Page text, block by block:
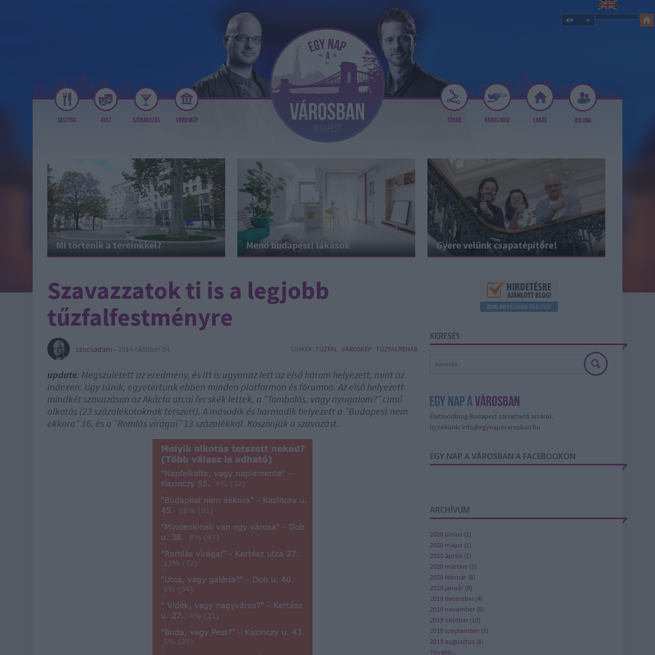
GASZTRO KULT SZÓRAKOZÁS VÁROSKÉP TÚRÁK VÁROS HŐSE LAKÁS RÓLUNK
Mi történik a tereinkkel? Menő budapesti lakások Gyere velünk csapatépítőre!
Szavazzatok ti is a legjobb
tűzfalfestményre
szucsadam • 2014 október 04. CÍMKÉK: TŰZFAL VÁROSKÉP TŰZFALREHAB
update: Megszületett az eredmény, és itt is ugyanaz lett az első három helyezett, mint az
indexen. Úgy tűnik, egyetértünk ebben minden platformon és fórumon. Az első helyezett
mindkét szavazáson az Akácfa utcai fecskék lettek, a “Tombolás, vagy nyugalom?” című
alkotás (23 százalékotoknak tetszett). A második és harmadik helyezett a “Budapest nem
ekkora” 16, és a “Romlás virágai” 13 százalékkal. Köszönjük a szavazást.
KERESÉS
Életmódblog Budapest szerethető arcáról.
Írj nekünk: info@egynapavarosban.hu
EGY NAP A VÁROSBAN A FACEBOOKON
ARCHÍVUM
2020 június (2)
2020 május (1)
2020 április (1)
2020 március (5)
2020 február (8)
2020 január (9)
2019 december (4)
2019 november (9)
2019 október (10)
2019 szeptember (5)
2019 augusztus (8)
Tovább...